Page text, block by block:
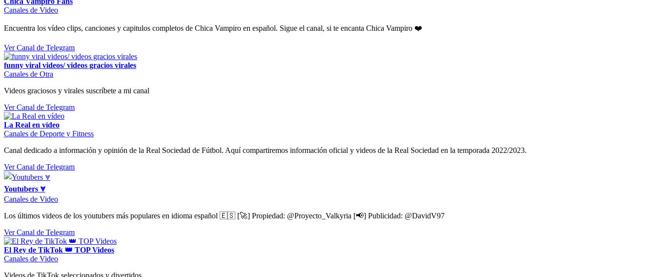
Canales de Video
Encuentra los vídeo clips, canciones y capitulos completos de Chica Vampiro en español. Sigue el canal, si te encanta Chica Vampiro ❤️
Ver Canal de Telegram
funny viral videos/ videos gracios virales
Canales de Otra
Videos graciosos y virales suscríbete a mi canal
Ver Canal de Telegram
La Real en vídeo
Canales de Deporte y Fitness
Canal dedicado a información y opinión de la Real Sociedad de Fútbol. Aquí compartiremos información oficial y videos de la Real Sociedad en la temporada 2022/2023.
Ver Canal de Telegram
Youtubers ⩔
Canales de Video
Los últimos videos de los youtubers más populares en idioma español 🇪🇸 [🚀] Propiedad: @Proyecto_Valkyria [📢] Publicidad: @DavidV97
Ver Canal de Telegram
El Rey de TikTok 👑 TOP Videos
Canales de Video
Videos de TikTok seleccionados y divertidos